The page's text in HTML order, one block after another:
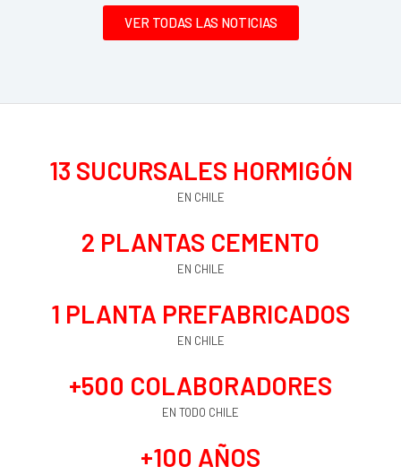
VER TODAS LAS NOTICIAS
EN CHILE
13 SUCURSALES HORMIGÓN
EN CHILE
2 PLANTAS CEMENTO
EN CHILE
1 PLANTA PREFABRICADOS
EN TODO CHILE
+500 COLABORADORES
+100 AÑOS